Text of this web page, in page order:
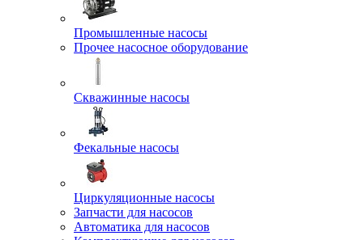
Промышленные насосы
Прочее насосное оборудование
Скважинные насосы
Фекальные насосы
Циркуляционные насосы
Запчасти для насосов
Автоматика для насосов